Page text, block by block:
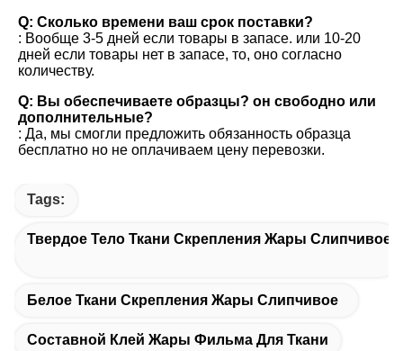
Q: Сколько времени ваш срок поставки?
: Вообще 3-5 дней если товары в запасе. или 10-20
дней если товары нет в запасе, то, оно согласно
количеству.
Q: Вы обеспечиваете образцы? он свободно или
дополнительные?
: Да, мы смогли предложить обязанность образца
бесплатно но не оплачиваем цену перевозки.
Tags:
Твердое Тело Ткани Скрепления Жары Слипчивое
Белое Ткани Скрепления Жары Слипчивое
Составной Клей Жары Фильма Для Ткани